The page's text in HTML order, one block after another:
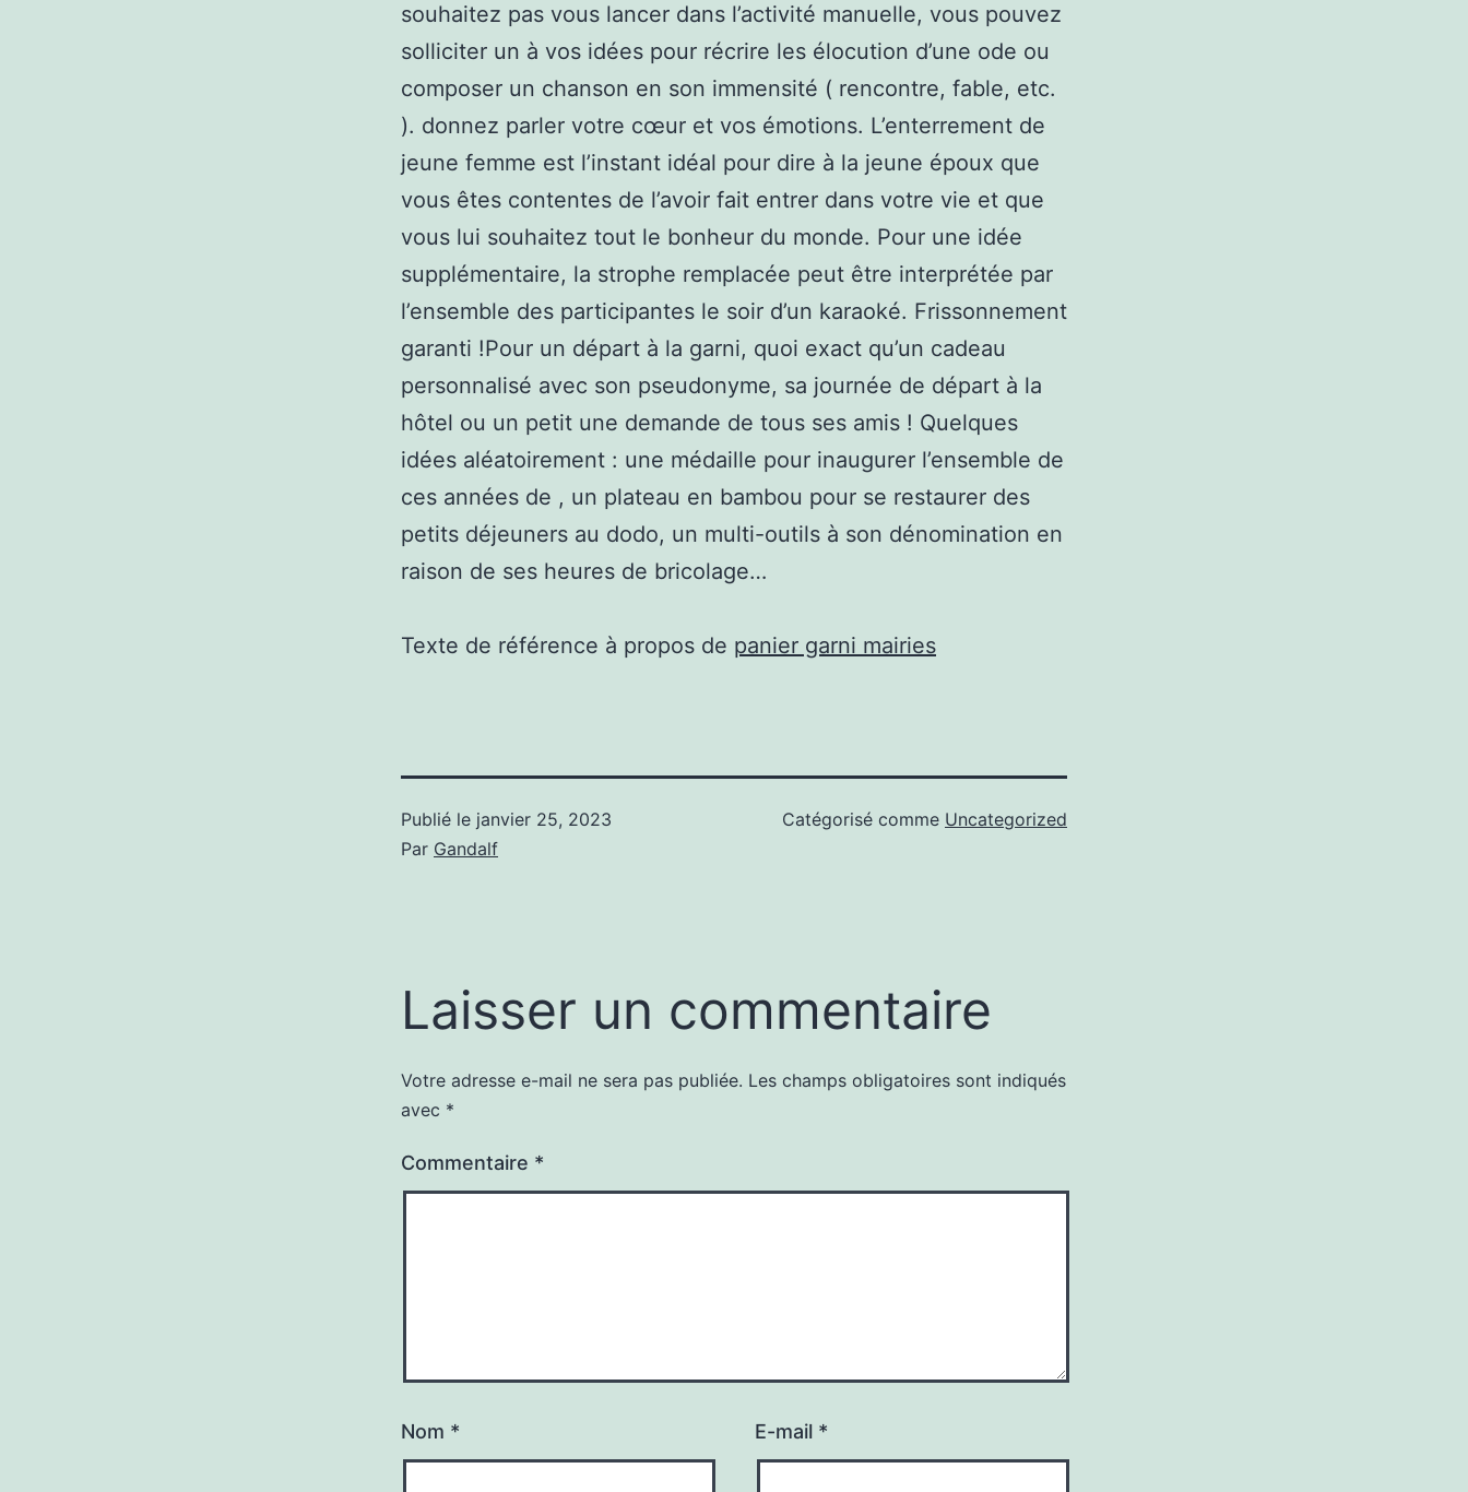
souhaitez pas vous lancer dans l’activité manuelle, vous pouvez
solliciter un à vos idées pour récrire les élocution d’une ode ou
composer un chanson en son immensité ( rencontre, fable, etc.
). donnez parler votre cœur et vos émotions. L’enterrement de
jeune femme est l’instant idéal pour dire à la jeune époux que
vous êtes contentes de l’avoir fait entrer dans votre vie et que
vous lui souhaitez tout le bonheur du monde. Pour une idée
supplémentaire, la strophe remplacée peut être interprétée par
l’ensemble des participantes le soir d’un karaoké. Frissonnement
garanti !Pour un départ à la garni, quoi exact qu’un cadeau
personnalisé avec son pseudonyme, sa journée de départ à la
hôtel ou un petit une demande de tous ses amis ! Quelques
idées aléatoirement : une médaille pour inaugurer l’ensemble de
ces années de , un plateau en bambou pour se restaurer des
petits déjeuners au dodo, un multi-outils à son dénomination en
raison de ses heures de bricolage…
Texte de référence à propos de panier garni mairies
Publié le janvier 25, 2023
Par Gandalf
Catégorisé comme Uncategorized
Laisser un commentaire
Votre adresse e-mail ne sera pas publiée. Les champs obligatoires sont indiqués
avec *
Commentaire *
Nom * E-mail *